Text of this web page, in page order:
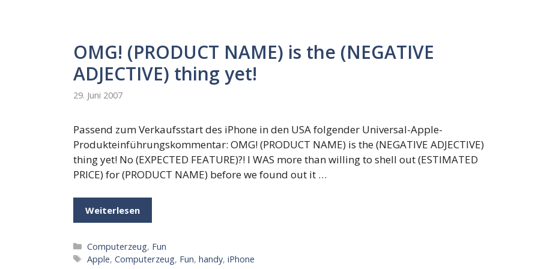
OMG! (PRODUCT NAME) is the (NEGATIVE
ADJECTIVE) thing yet!
29. Juni 2007
Passend zum Verkaufsstart des iPhone in den USA folgender Universal-Apple-
Produkteinführungskommentar: OMG! (PRODUCT NAME) is the (NEGATIVE ADJECTIVE)
thing yet! No (EXPECTED FEATURE)?! I WAS more than willing to shell out (ESTIMATED
PRICE) for (PRODUCT NAME) before we found out it …
Weiterlesen
Kategorien
Computerzeug, Fun
Schlagwörter
Apple,Computerzeug, Fun,handy,iPhone